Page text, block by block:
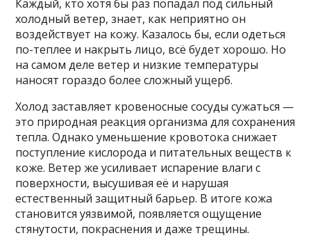
Каждый, кто хотя бы раз попадал под сильный
холодный ветер, знает, как неприятно он
воздействует на кожу. Казалось бы, если одеться
по-теплее и накрыть лицо, всё будет хорошо. Но
на самом деле ветер и низкие температуры
наносят гораздо более сложный ущерб.
Холод заставляет кровеносные сосуды сужаться —
это природная реакция организма для сохранения
тепла. Однако уменьшение кровотока снижает
поступление кислорода и питательных веществ к
коже. Ветер же усиливает испарение влаги с
поверхности, высушивая её и нарушая
естественный защитный барьер. В итоге кожа
становится уязвимой, появляется ощущение
стянутости, покраснения и даже трещины.